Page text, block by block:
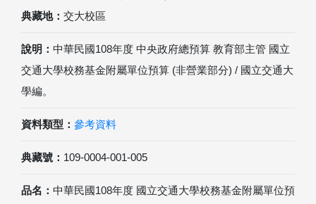
典藏地： 交大校區
說明： 中華民國108年度 中央政府總預算 教育部主管 國立
交通大學校務基金附屬單位預算 (非營業部分) / 國立交通大
學編。
資料類型： 參考資料
典藏號： 109-0004-001-005
品名： 中華民國108年度 國立交通大學校務基金附屬單位預